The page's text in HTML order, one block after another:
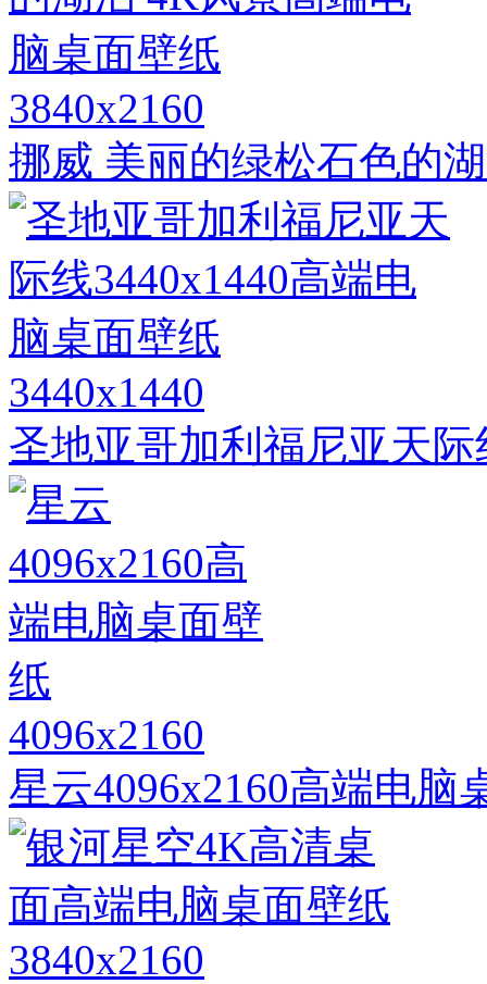
3840x2160
挪威 美丽的绿松石色的
3440x1440
圣地亚哥加利福尼亚天
4096x2160
星云4096x2160高端电脑